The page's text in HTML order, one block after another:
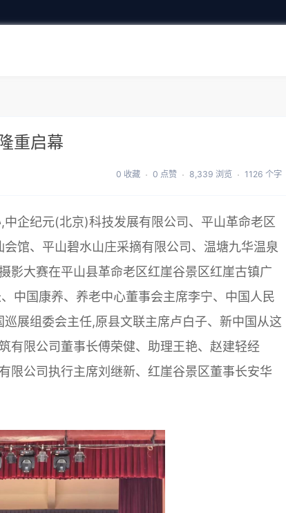
重启幕
0 收藏 0 点赞 8,339 浏览 1126 个字
企纪元(北京)科技发展有限公司、平山革命老区
馆、平山碧水山庄采摘有限公司、温塘九华温泉
大赛在平山县革命老区红崖谷景区红崖古镇广
中国康养、养老中心董事会主席李宁、中国人民
展组委会主任,原县文联主席卢白子、新中国从这
有限公司董事长傅荣健、助理王艳、赵建轻经
限公司执行主席刘继新、红崖谷景区董事长安华